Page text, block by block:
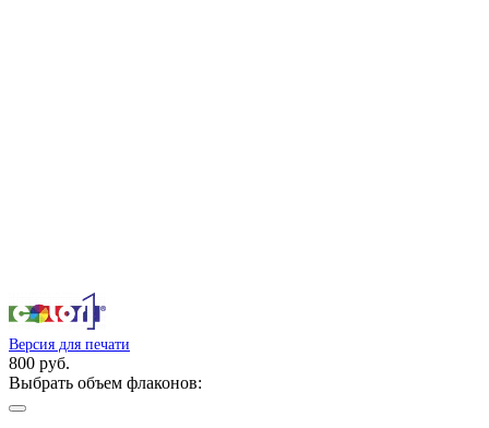
Версия для печати
800 руб.
Выбрать объем флаконов: